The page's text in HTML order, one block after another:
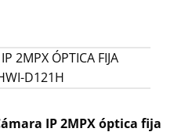
2MPX ÓPTICA FIJA
D121H
IP 2MPX óptica fija